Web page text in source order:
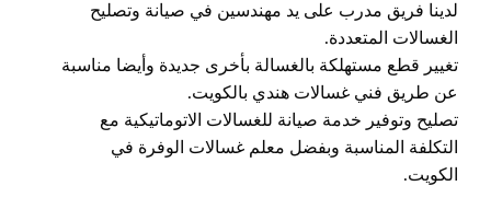
لدينا فريق مدرب على يد مهندسين في صيانة وتصليح
الغسالات المتعددة.
تغيير قطع مستهلكة بالغسالة بأخرى جديدة وأيضا مناسبة
عن طريق فني غسالات هندي بالكويت.
تصليح وتوفير خدمة صيانة للغسالات الاتوماتيكية مع
التكلفة المناسبة وبفضل معلم غسالات الوفرة في
الكويت.